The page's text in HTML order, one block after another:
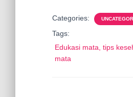
Categories:
Tags:
Edukasi mata, tips
mata